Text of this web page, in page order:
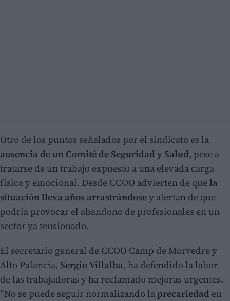
Otro de los puntos señalados por el sindicato es la
ausencia de un Comité de Seguridad y Salud, pese a
tratarse de un trabajo expuesto a una elevada carga
física y emocional. Desde CCOO advierten de quela
situación lleva años arrastrándosey alertan de que
podría provocar el abandono de profesionales en un
sector ya tensionado.
El secretario general de CCOO Camp de Morvedre y
Alto Palancia, Sergio Villalba, ha defendido la labor
de las trabajadoras y ha reclamado mejoras urgentes.
“No se puede seguir normalizando laprecariedad en